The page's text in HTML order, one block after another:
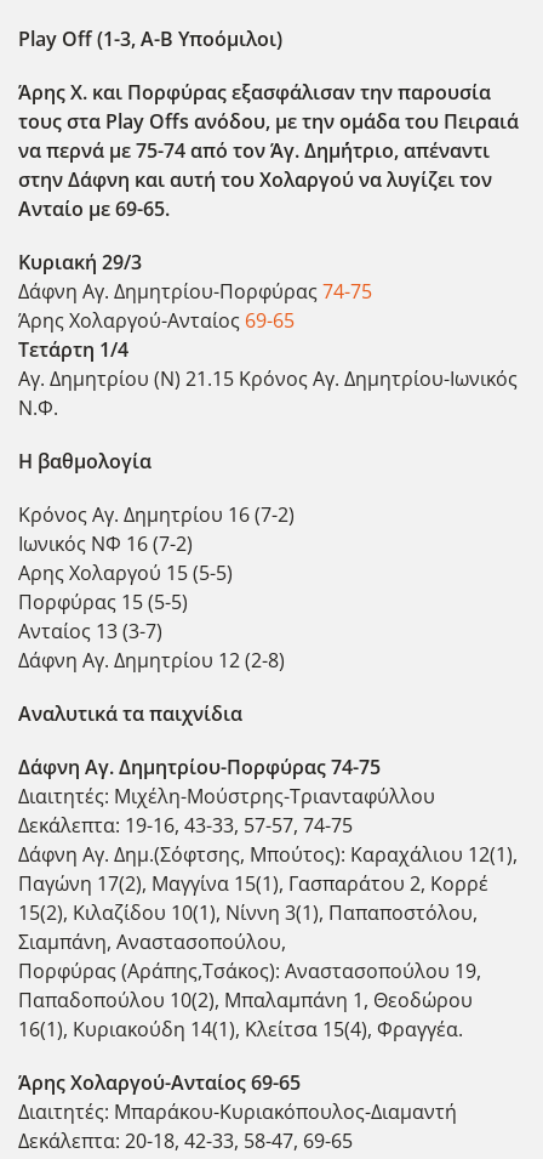
Play Off (1-3, Α-Β Υποόμιλοι)
Άρης Χ. και Πορφύρας εξασφάλισαν την παρουσία
τους στα Play Offs ανόδου, με την ομάδα του Πειραιά
να περνά με 75-74 από τον Άγ. Δημ΄ήτριο, απέναντι
στην Δάφνη και αυτή του Χολαργού να λυγίζει τον
Ανταίο με 69-65.
Κυριακή 29/3
Δάφνη Αγ. Δημητρίου-Πορφύρας74-75
Άρης Χολαργού-Ανταίος 69-65
Τετάρτη 1/4
Αγ. Δημητρίου (Ν) 21.15 Κρόνος Αγ. Δημητρίου-Ιωνικός
Ν.Φ.
Η βαθμολογία
Κρόνος Αγ. Δημητρίου 16 (7-2)
Ιωνικός ΝΦ 16 (7-2)
Αρης Χολαργού 15 (5-5)
Πορφύρας 15 (5-5)
Ανταίος 13 (3-7)
Δάφνη Αγ. Δημητρίου 12 (2-8)
Αναλυτικά τα παιχνίδια
Δάφνη Αγ. Δημητρίου-Πορφύρας 74-75
Διαιτητές: Μιχέλη-Μούστρης-Τριανταφύλλου
Δεκάλεπτα: 19-16, 43-33, 57-57, 74-75
Δάφνη Αγ. Δημ.(Σόφτσης, Μπούτος): Καραχάλιου 12(1),
Παγώνη 17(2), Μαγγίνα 15(1), Γασπαράτου 2, Κορρέ
15(2), Κιλαζίδου 10(1), Νίννη 3(1), Παπαποστόλου,
Σιαμπάνη, Αναστασοπούλου,
Πορφύρας (Αράπης,Τσάκος): Αναστασοπούλου 19,
Παπαδοπούλου 10(2), Μπαλαμπάνη 1, Θεοδώρου
16(1), Κυριακούδη 14(1), Κλείτσα 15(4), Φραγγέα.
Άρης Χολαργού-Ανταίος 69-65
Διαιτητές: Μπαράκου-Κυριακόπουλος-Διαμαντή
Δεκάλεπτα: 20-18, 42-33, 58-47, 69-65